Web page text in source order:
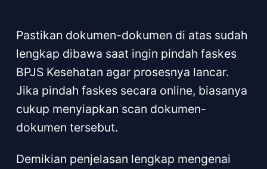
Pastikan dokumen-dokumen di atas sudah
lengkap dibawa saat ingin pindah faskes
BPJS Kesehatan agar prosesnya lancar.
Jika pindah faskes secara online, biasanya
cukup menyiapkan scan dokumen-
dokumen tersebut.
Demikian penjelasan lengkap mengenai